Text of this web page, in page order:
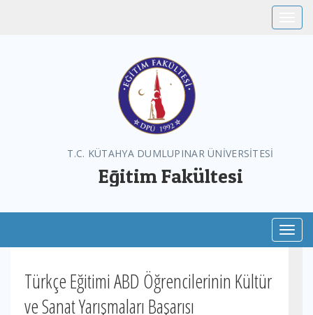
T.C. KÜTAHYA DUMLUPINAR ÜNİVERSİTESİ
Eğitim Fakültesi
Türkçe Eğitimi ABD Öğrencilerinin Kültür
ve Sanat Yarışmaları Başarısı